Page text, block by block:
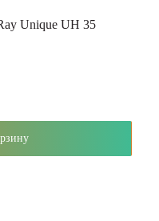
Unique UH 35